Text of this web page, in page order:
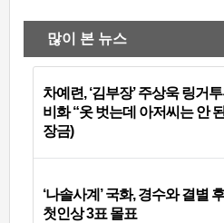
많이 본 뉴스
차예련, ‘김부장’ 주상욱 링거
비화 “옷 벗는데 아저씨는 안
장금)
‘나솔사계’ 국화, 경수와 결별
첫인상 3표 몰표